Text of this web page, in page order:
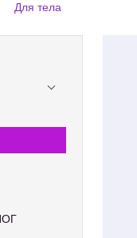
Для тела